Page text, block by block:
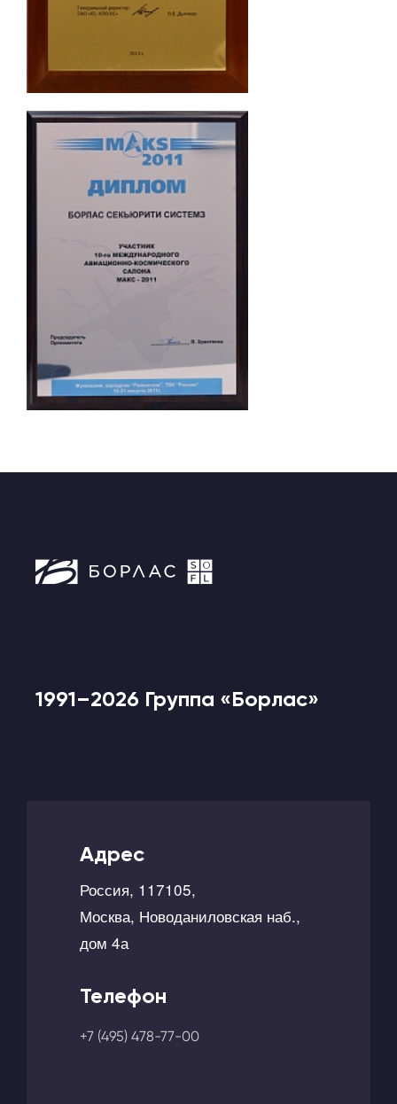
1991–2026 Группа «Борлас»
Адрес
Россия, 117105,
Москва, Новоданиловская наб.,
дом 4а
Телефон
+7 (495) 478-77-00